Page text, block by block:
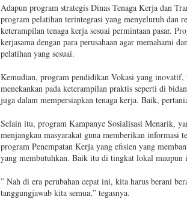
Adapun program strategis Dinas Tenaga Kerja dan
program pelatihan terintegrasi yang menyeluruh dan
keterampilan tenaga kerja sesuai permintaan pasar.
kerjasama dengan para perusahaan agar memahami
pelatihan yang sesuai.
Kemudian, program pendidikan Vokasi yang inovatif,
menekankan pada keterampilan praktis seperti di
juga dalam mempersiapkan tenaga kerja. Baik,
Selain itu, program Kampanye Sosialisasi Menarik,
menjangkau masyarakat guna memberikan informasi
program Penempatan Kerja yang efisien yang
yang membutuhkan. Baik itu di tingkat lokal
” Nah di era perubahan cepat ini, kita harus berani
tanggungjawab kita semua,” tegasnya.